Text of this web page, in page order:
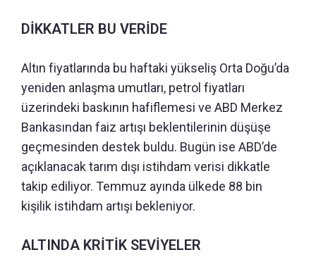
DİKKATLER BU VERİDE
Altın fiyatlarında bu haftaki yükseliş Orta Doğu’da
yeniden anlaşma umutları, petrol fiyatları
üzerindeki baskının hafiflemesi ve ABD Merkez
Bankasından faiz artışı beklentilerinin düşüşe
geçmesinden destek buldu. Bugün ise ABD’de
açıklanacak tarım dışı istihdam verisi dikkatle
takip ediliyor. Temmuz ayında ülkede 88 bin
kişilik istihdam artışı bekleniyor.
ALTINDA KRİTİK SEVİYELER